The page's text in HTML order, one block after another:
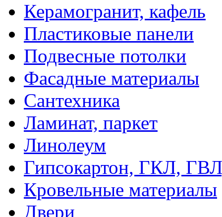
Керамогранит, кафель
Пластиковые панели
Подвесные потолки
Фасадные материалы
Сантехника
Ламинат, паркет
Линолеум
Гипсокартон, ГКЛ,
Кровельные материалы
Двери